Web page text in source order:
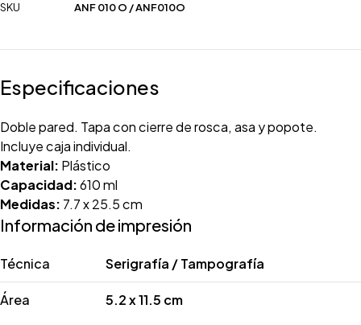
SKU ANF 010 O / ANF010O
Especificaciones
Doble pared. Tapa con cierre de rosca, asa y popote.
Incluye caja individual.
Material: Plástico
Capacidad:610 ml
Medidas: 7.7 x 25.5 cm
Información de impresión
Técnica Serigrafía / Tampografía
Área 5.2 x 11.5 cm